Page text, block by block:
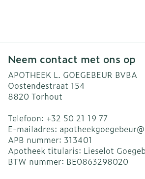
Neem contact met ons op
APOTHEEK L. GOEGEBEUR BVBA
Oostendestraat 154
8820 Torhout
Telefoon: +32 50 21 19 77
E-mailadres: apotheekgoegebeur@
APB nummer: 313401
Apotheek titularis: Lieselot
BTW nummer: BE0863298020